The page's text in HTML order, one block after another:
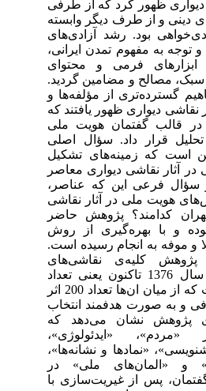
کرد که از طرفی
از طرف دیگر وابسته
بود. رشد آزادی‌های
مفهوم تمدن ایرانی،
فرمی و محتوای
و مضامین گردید.
از مؤلفه‌ها و
ظهور یافتند که
گفتمان هویت ملی
داد. سؤال اصلی
زمینه‌های تشکیل
نقاشی دیواری معاصر
این که عناصر،
ملی در آثار نقاشی
پژوهش حاضر
بهره‌گیری از روش
به انجام رسیده است.
کلیه‌ی نقاشی‌های
دیواری‌ تهران از سال 1376 تاکنون یعنی تعداد
چهارهزار اثر است که از میان ان‌ها تعداد 200 اثر
هدفمند انتخاب
نشان می‌دهد که
«ایدئولوژی»،
و نشانه‌ها»،
ملی» در
پس از غیریت‌سازی با